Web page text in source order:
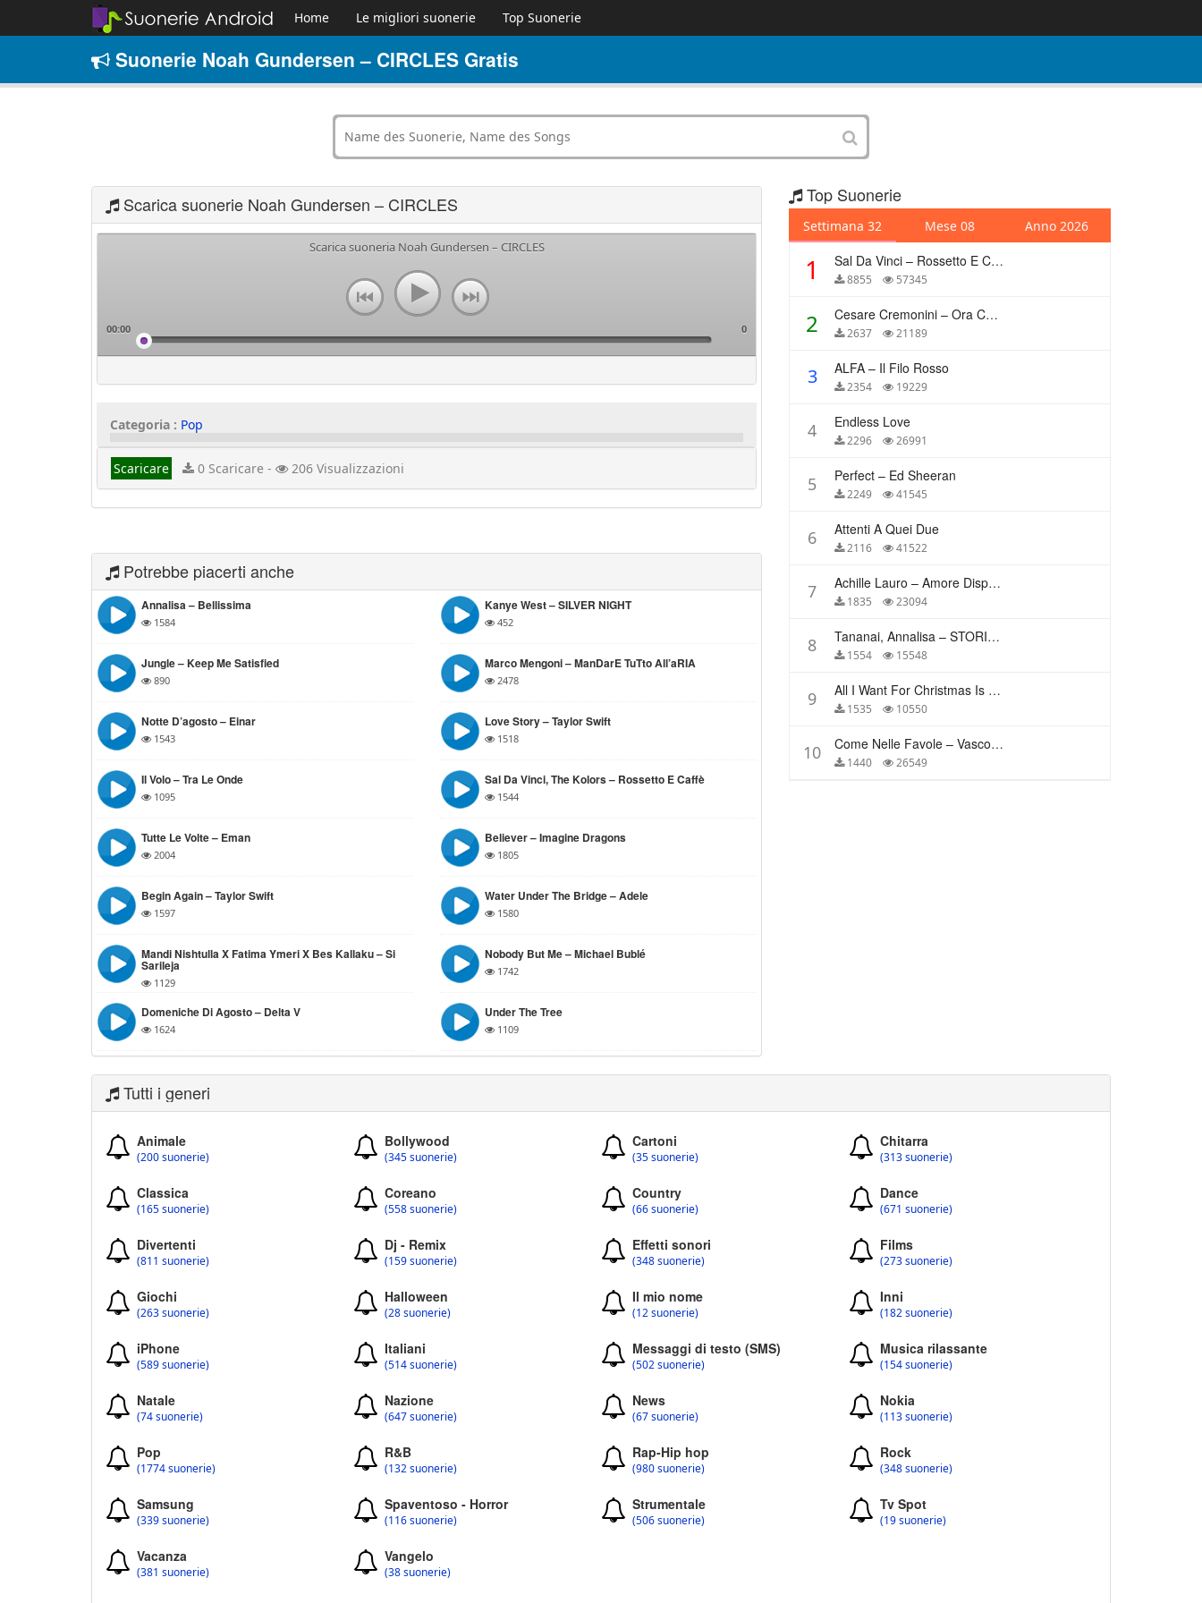
Home Le migliori suonerie Top Suonerie
Suonerie Noah Gundersen – CIRCLES Gratis
Scarica suonerie Noah Gundersen – CIRCLES
Scarica suoneria Noah Gundersen – CIRCLES
00:00 0
Categoria : Pop
Scaricare 0 Scaricare - 206 Visualizzazioni
Potrebbe piacerti anche
Annalisa – Bellissima
1584
Kanye West – SILVER NIGHT
452
Jungle – Keep Me Satisfied
890
Marco Mengoni – ManDarE TuTto All’aRIA
2478
Notte D’agosto – Einar
1543
Love Story – Taylor Swift
1518
Il Volo – Tra Le Onde
1095
Sal Da Vinci, The Kolors – Rossetto E Caffè
1544
Tutte Le Volte – Eman
2004
Believer – Imagine Dragons
1805
Begin Again – Taylor Swift
1597
Water Under The Bridge – Adele
1580
Mandi Nishtulla X Fatima Ymeri X Bes Kallaku – Si
Sarileja
1129
Nobody But Me – Michael Bublé
1742
Domeniche Di Agosto – Delta V
1624
Under The Tree
1109
Top Suonerie
Settimana 32 Mese 08 Anno 2026
1 Sal Da Vinci – Rossetto E Caffè
8855 57345
2 Cesare Cremonini – Ora Che Non Ho Più Te
2637 21189
3 ALFA – Il Filo Rosso
2354 19229
4 Endless Love
2296 26991
5 Perfect – Ed Sheeran
2249 41545
6 Attenti A Quei Due
2116 41522
7 Achille Lauro – Amore Disperato
1835 23094
8 Tananai, Annalisa – STORIE BREVI
1554 15548
9 All I Want For Christmas Is You – Mariah Carey
1535 10550
10 Come Nelle Favole – Vasco Rossi
1440 26549
Tutti i generi
Animale
(200 suonerie)
Bollywood
(345 suonerie)
Cartoni
(35 suonerie)
Chitarra
(313 suonerie)
Classica
(165 suonerie)
Coreano
(558 suonerie)
Country
(66 suonerie)
Dance
(671 suonerie)
Divertenti
(811 suonerie)
Dj - Remix
(159 suonerie)
Effetti sonori
(348 suonerie)
Films
(273 suonerie)
Giochi
(263 suonerie)
Halloween
(28 suonerie)
Il mio nome
(12 suonerie)
Inni
(182 suonerie)
iPhone
(589 suonerie)
Italiani
(514 suonerie)
Messaggi di testo (SMS)
(502 suonerie)
Musica rilassante
(154 suonerie)
Natale
(74 suonerie)
Nazione
(647 suonerie)
News
(67 suonerie)
Nokia
(113 suonerie)
Pop
(1774 suonerie)
R&B
(132 suonerie)
Rap-Hip hop
(980 suonerie)
Rock
(348 suonerie)
Samsung
(339 suonerie)
Spaventoso - Horror
(116 suonerie)
Strumentale
(506 suonerie)
Tv Spot
(19 suonerie)
Vacanza
(381 suonerie)
Vangelo
(38 suonerie)